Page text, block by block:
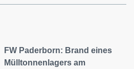
FW Paderborn: Brand eines
Mülltonnenlagers am